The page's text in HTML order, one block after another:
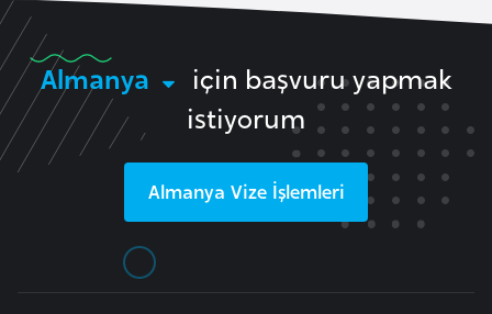
Almanya
için başvuru yapmak
istiyorum
Almanya Vize İşlemleri
Ç
e
k
C